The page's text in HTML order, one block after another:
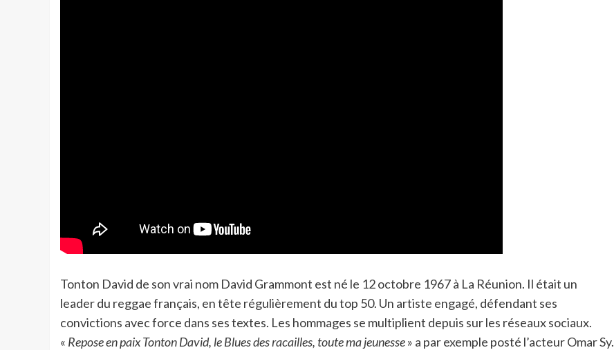
Tonton David de son vrai nom David Grammont est né le 12 octobre 1967 à La Réunion. Il était un
leader du reggae français, en tête régulièrement du top 50. Un artiste engagé, défendant ses
convictions avec force dans ses textes. Les hommages se multiplient depuis sur les réseaux sociaux.
« Repose en paix Tonton David, le Blues des racailles, toute ma jeunesse» a par exemple posté l’acteur Omar Sy.